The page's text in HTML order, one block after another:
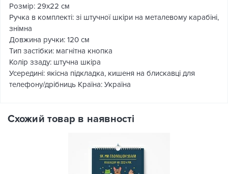
Розмір: 29х22 см
Ручка в комплекті: зі штучної шкіри на металевому карабіні,
знімна
Довжина ручки: 120 см
Тип застібки: магнітна кнопка
Колір ззаду: штучна шкіра
Усередині: якісна підкладка, кишеня на блискавці для
телефону/дрібниць Країна: Україна
Схожий товар в наявності